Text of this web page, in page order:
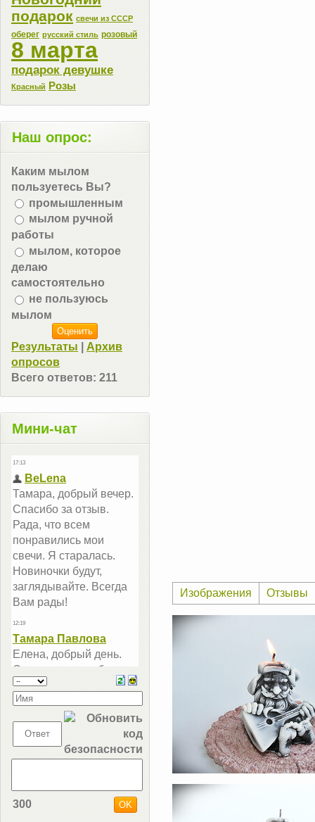
Изображения Отзывы
подарок свечи из СССР
оберег русский стиль розовый
8 марта
подарок девушке
Красный Розы
Наш опрос:
Каким мылом
пользуетесь Вы?
промышленным
мылом ручной
работы
мылом, которое
делаю
самостоятельно
не пользуюсь
мылом
Результаты
Архив
опросов
Всего ответов: 211
Мини-чат
300